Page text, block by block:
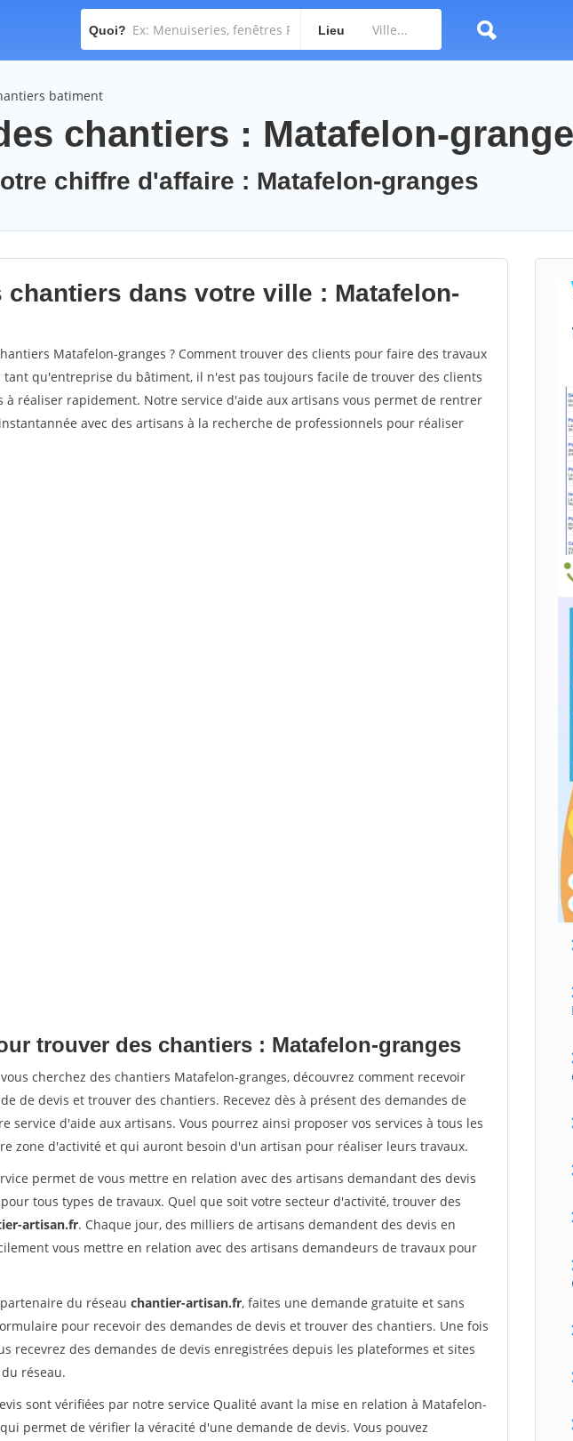
Quoi? Lieu
batiment
chantiers : Matafelon-
chiffre d'affaire : Matafelon-granges
chantiers dans votre ville : Matafelon-
Matafelon-granges ? Comment trouver des clients pour faire des travaux
tant qu'entreprise du bâtiment, il n'est pas toujours facile de trouver des clients
à réaliser rapidement. Notre service d'aide aux artisans vous permet de rentrer
avec des artisans à la recherche de professionnels pour réaliser
trouver des chantiers : Matafelon-granges
cherchez des chantiers Matafelon-granges, découvrez comment recevoir
de devis et trouver des chantiers. Recevez dès à présent des demandes de
service d'aide aux artisans. Vous pourrez ainsi proposer vos services à tous les
zone d'activité et qui auront besoin d'un artisan pour réaliser leurs travaux.
permet de vous mettre en relation avec des artisans demandant des devis
tous types de travaux. Quel que soit votre secteur d'activité, trouver des
artisan.fr. Chaque jour, des milliers de artisans demandent des devis en
vous mettre en relation avec des artisans demandeurs de travaux pour
du réseau chantier-artisan.fr, faites une demande gratuite et sans
pour recevoir des demandes de devis et trouver des chantiers. Une fois
recevrez des demandes de devis enregistrées depuis les plateformes et sites
réseau.
sont vérifiées par notre service Qualité avant la mise en relation à Matafelon-
permet de vérifier la véracité d'une demande de devis. Vous pouvez